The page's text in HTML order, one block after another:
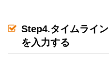
Step4.タイムライ
を入力する